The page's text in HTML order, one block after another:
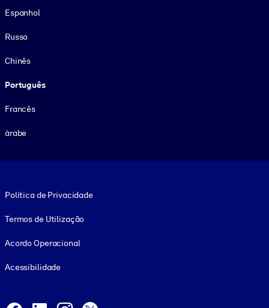
Espanhol
Russo
Chinês
Português
Francês
árabe
Política de Privacidade
Termos de Utilização
Acordo Operacional
Acessibilidade